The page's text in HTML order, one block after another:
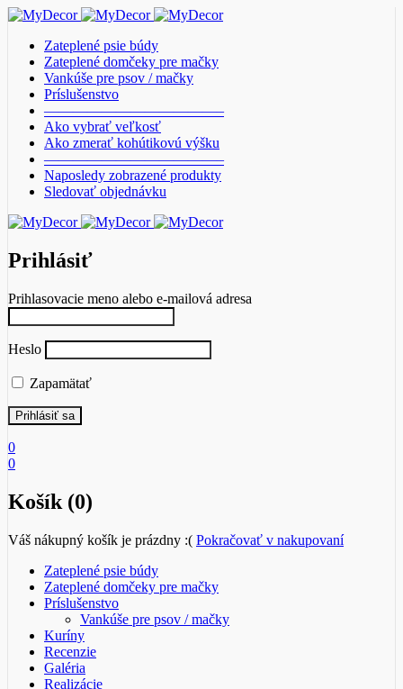
Zateplené psie búdy
Zateplené domčeky pre mačky
Vankúše pre psov / mačky
Príslušenstvo
————————————–
Ako vybrať veľkosť
Ako zmerať kohútikovú výšku
————————————–
Naposledy zobrazené produkty
Sledovať objednávku
Prihlásiť
Prihlasovacie meno alebo e-mailová adresa
Heslo
Zapamätať
0
0
Košík (0)
Váš nákupný košík je prázdny :( Pokračovať v nakupovaní
Zateplené psie búdy
Zateplené domčeky pre mačky
Príslušenstvo
Vankúše pre psov / mačky
Kuríny
Recenzie
Galéria
Realizácie